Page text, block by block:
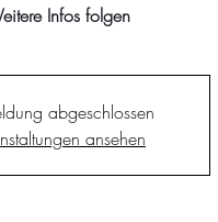
Infos folgen
abgeschlossen
ansehen